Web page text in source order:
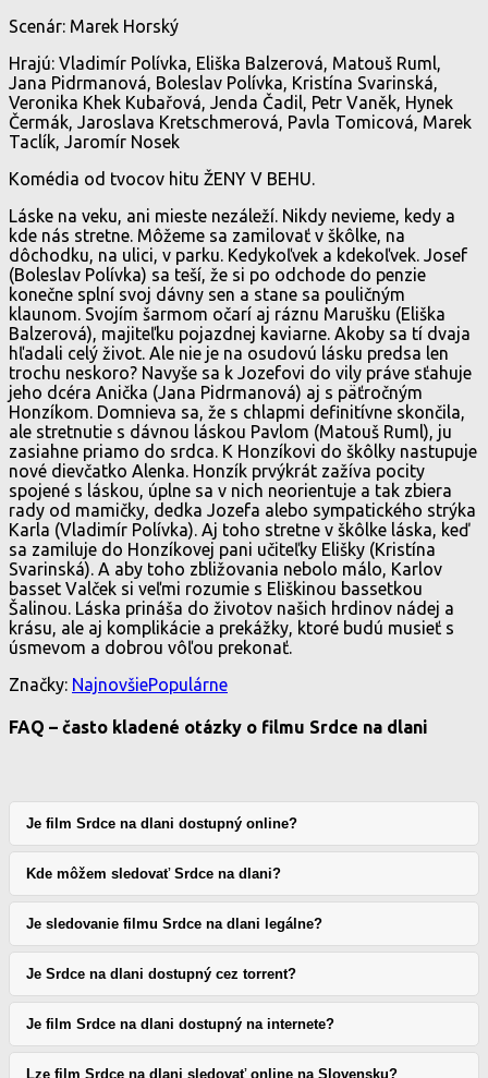
Scenár: Marek Horský
Hrajú: Vladimír Polívka, Eliška Balzerová, Matouš Ruml,
Jana Pidrmanová, Boleslav Polívka, Kristína Svarinská,
Veronika Khek Kubařová, Jenda Čadil, Petr Vaněk, Hynek
Čermák, Jaroslava Kretschmerová, Pavla Tomicová, Marek
Taclík, Jaromír Nosek
Komédia od tvocov hitu ŽENY V BEHU.
Láske na veku, ani mieste nezáleží. Nikdy nevieme, kedy a
kde nás stretne. Môžeme sa zamilovať v škôlke, na
dôchodku, na ulici, v parku. Kedykoľvek a kdekoľvek. Josef
(Boleslav Polívka) sa teší, že si po odchode do penzie
konečne splní svoj dávny sen a stane sa pouličným
klaunom. Svojím šarmom očarí aj ráznu Marušku (Eliška
Balzerová), majiteľku pojazdnej kaviarne. Akoby sa tí dvaja
hľadali celý život. Ale nie je na osudovú lásku predsa len
trochu neskoro? Navyše sa k Jozefovi do vily práve sťahuje
jeho dcéra Anička (Jana Pidrmanová) aj s päťročným
Honzíkom. Domnieva sa, že s chlapmi definitívne skončila,
ale stretnutie s dávnou láskou Pavlom (Matouš Ruml), ju
zasiahne priamo do srdca. K Honzíkovi do škôlky nastupuje
nové dievčatko Alenka. Honzík prvýkrát zažíva pocity
spojené s láskou, úplne sa v nich neorientuje a tak zbiera
rady od mamičky, dedka Jozefa alebo sympatického strýka
Karla (Vladimír Polívka). Aj toho stretne v škôlke láska, keď
sa zamiluje do Honzíkovej pani učiteľky Elišky (Kristína
Svarinská). A aby toho zbližovania nebolo málo, Karlov
basset Valček si veľmi rozumie s Eliškinou bassetkou
Šalinou. Láska prináša do životov našich hrdinov nádej a
krásu, ale aj komplikácie a prekážky, ktoré budú musieť s
úsmevom a dobrou vôľou prekonať.
Značky: NajnovšiePopulárne
FAQ – často kladené otázky o filmu Srdce na dlani
Je film Srdce na dlani dostupný online?
Kde môžem sledovať Srdce na dlani?
Je sledovanie filmu Srdce na dlani legálne?
Je Srdce na dlani dostupný cez torrent?
Je film Srdce na dlani dostupný na internete?
Lze film Srdce na dlani sledovať online na Slovensku?